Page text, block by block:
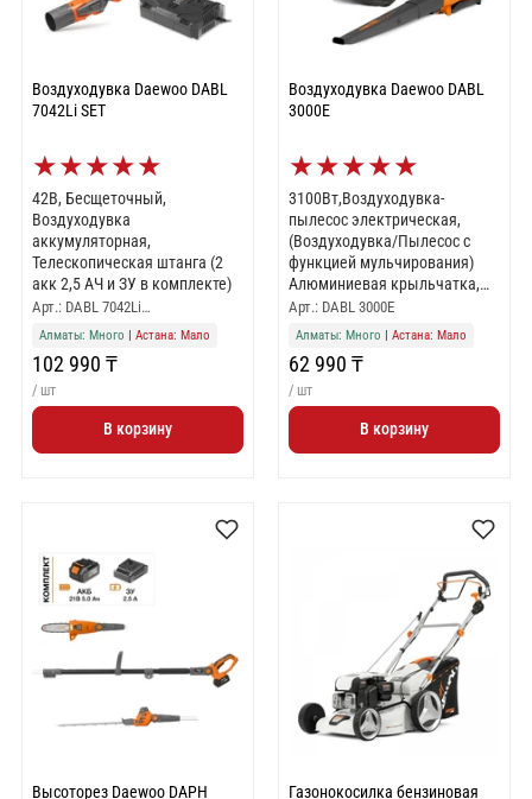
Воздуходувка Daewoo DABL
7042Li SET
★★★★★
42В, Бесщеточный,
Воздуходувка
аккумуляторная,
Телескопическая штанга (2
акк 2,5 АЧ и ЗУ в комплекте)
Арт.: DABL 7042Li…
Алматы: Много | Астана: Мало
102 990 ₸
/ шт
В корзину
Воздуходувка Daewoo DABL
3000E
★★★★★
3100Вт,Воздуходувка-
пылесос электрическая,
(Воздуходувка/Пылесос с
функцией мульчирования)
Алюминиевая крыльчатка,
Объем мешка 45 л
Арт.: DABL 3000E
Алматы: Много | Астана: Мало
62 990 ₸
/ шт
В корзину
Высоторез Daewoo DAPH
Газонокосилка бензиновая